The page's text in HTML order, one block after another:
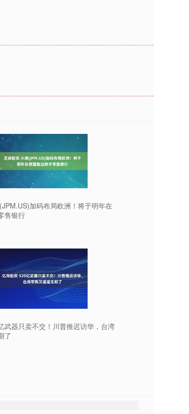
加码布局欧洲！将于明年在
售银行
武器只卖不交！川普推迟访华，台湾
了